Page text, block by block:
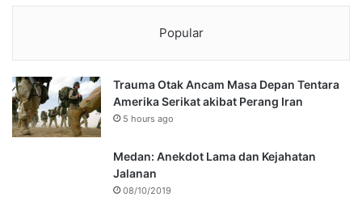
Popular
Trauma Otak Ancam Masa Depan Tentara
Amerika Serikat akibat Perang Iran
5 hours ago
Medan: Anekdot Lama dan Kejahatan
Jalanan
08/10/2019